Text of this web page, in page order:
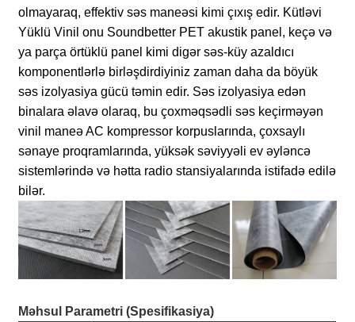
olmayaraq, effektiv səs maneəsi kimi çıxış edir. Kütləvi
Yüklü Vinil onu Soundbetter PET akustik panel, keçə və
ya parça örtüklü panel kimi digər səs-küy azaldıcı
komponentlərlə birləşdirdiyiniz zaman daha da böyük
səs izolyasiya gücü təmin edir. Səs izolyasiya edən
binalara əlavə olaraq, bu çoxməqsədli səs keçirməyən
vinil maneə AC kompressor korpuslarında, çoxsaylı
sənaye proqramlarında, yüksək səviyyəli ev əyləncə
sistemlərində və hətta radio stansiyalarında istifadə edilə
bilər.
Məhsul Parametri (Spesifikasiya)